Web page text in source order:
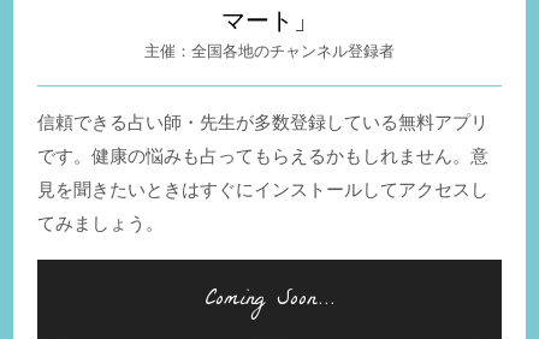
マート」
全国各地のチャンネル登録者
信頼できる占い師・先生が多数登録している無料アプリ
です。健康の悩みも占ってもらえるかもしれません。意
見を聞きたいときはすぐにインストールしてアクセスし
てみましょう。